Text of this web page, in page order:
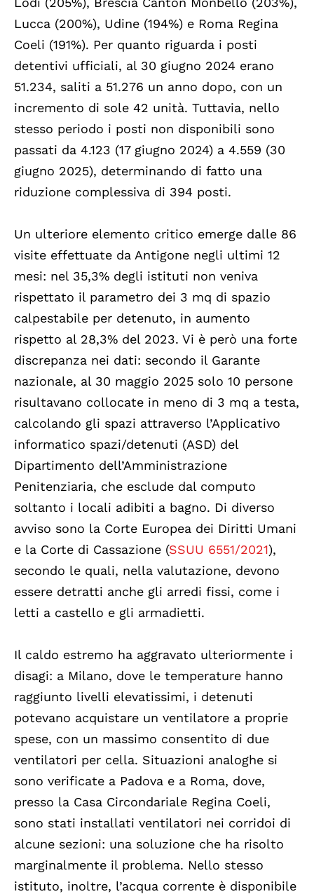
Lucca (200%), Udine (194%) e Roma Regina
Coeli (191%). Per quanto riguarda i posti
detentivi ufficiali, al 30 giugno 2024 erano
51.234, saliti a 51.276 un anno dopo, con un
incremento di sole 42 unità. Tuttavia, nello
stesso periodo i posti non disponibili sono
passati da 4.123 (17 giugno 2024) a 4.559 (30
giugno 2025), determinando di fatto una
riduzione complessiva di 394 posti.
Un ulteriore elemento critico emerge dalle 86
visite effettuate da Antigone negli ultimi 12
mesi: nel 35,3% degli istituti non veniva
rispettato il parametro dei 3 mq di spazio
calpestabile per detenuto, in aumento
rispetto al 28,3% del 2023. Vi è però una forte
discrepanza nei dati: secondo il Garante
nazionale, al 30 maggio 2025 solo 10 persone
risultavano collocate in meno di 3 mq a testa,
calcolando gli spazi attraverso l’Applicativo
informatico spazi/detenuti (ASD) del
Dipartimento dell’Amministrazione
Penitenziaria, che esclude dal computo
soltanto i locali adibiti a bagno. Di diverso
avviso sono la Corte Europea dei Diritti Umani
e la Corte di Cassazione (SSUU 6551/2021),
secondo le quali, nella valutazione, devono
essere detratti anche gli arredi fissi, come i
letti a castello e gli armadietti.
Il caldo estremo ha aggravato ulteriormente i
disagi: a Milano, dove le temperature hanno
raggiunto livelli elevatissimi, i detenuti
potevano acquistare un ventilatore a proprie
spese, con un massimo consentito di due
ventilatori per cella. Situazioni analoghe si
sono verificate a Padova e a Roma, dove,
presso la Casa Circondariale Regina Coeli,
sono stati installati ventilatori nei corridoi di
alcune sezioni: una soluzione che ha risolto
marginalmente il problema. Nello stesso
istituto, inoltre, l’acqua corrente è disponibile